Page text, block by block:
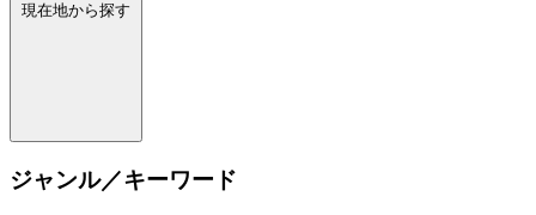
現在地から探す
ジャンル／キーワード